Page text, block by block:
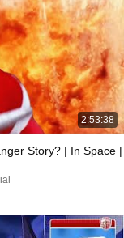
2:53:38
Story? | In Space |